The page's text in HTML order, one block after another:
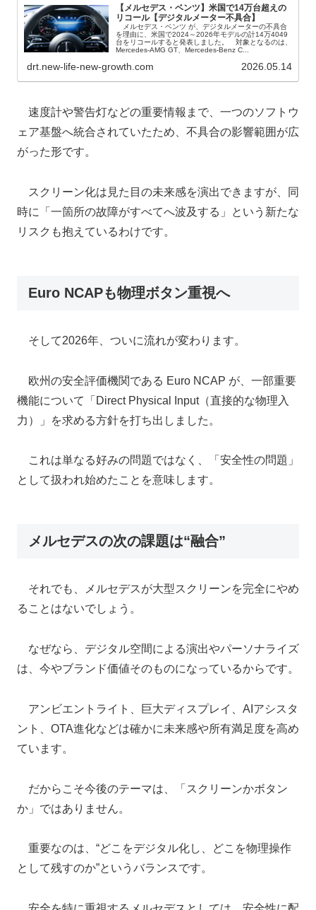
【メルセデス・ベンツ】米国で14万台超えの
リコール【デジタルメーター不具合】
メルセデス・ベンツ が、デジタルメーターの不具合
を理由に、米国で2024～2026年モデルの計14万4049
台をリコールすると発表しました。 対象となるのは、
Mercedes-AMG GT、Mercedes-Benz C...
drt.new-life-new-growth.com 2026.05.14
速度計や警告灯などの重要情報まで、一つのソフトウ
ェア基盤へ統合されていたため、不具合の影響範囲が広
がった形です。
スクリーン化は見た目の未来感を演出できますが、同
時に「一箇所の故障がすべてへ波及する」という新たな
リスクも抱えているわけです。
Euro NCAPも物理ボタン重視へ
そして2026年、ついに流れが変わります。
欧州の安全評価機関である Euro NCAP が、一部重要
機能について「Direct Physical Input（直接的な物理入
力）」を求める方針を打ち出しました。
これは単なる好みの問題ではなく、「安全性の問題」
として扱われ始めたことを意味します。
メルセデスの次の課題は“融合”
それでも、メルセデスが大型スクリーンを完全にやめ
ることはないでしょう。
なぜなら、デジタル空間による演出やパーソナライズ
は、今やブランド価値そのものになっているからです。
アンビエントライト、巨大ディスプレイ、AIアシスタ
ント、OTA進化などは確かに未来感や所有満足度を高め
ています。
だからこそ今後のテーマは、「スクリーンかボタン
か」ではありません。
重要なのは、“どこをデジタル化し、どこを物理操作
として残すのか”というバランスです。